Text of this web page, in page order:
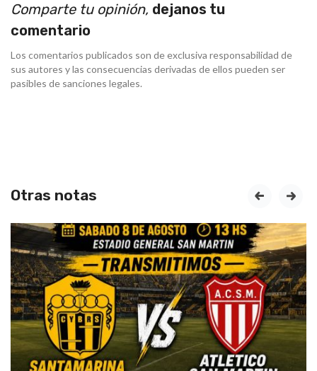
Comparte tu opinión, dejanos tu
comentario
Los comentarios publicados son de exclusiva responsabilidad de
sus autores y las consecuencias derivadas de ellos pueden ser
pasibles de sanciones legales.
Otras notas prev next